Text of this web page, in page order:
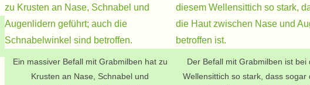
Ein massiver Befall mit Grabmilben hat zu
Krusten an Nase, Schnabel und
Der Befall mit Grabmilben ist bei
Wellensittich so stark, dass sogar